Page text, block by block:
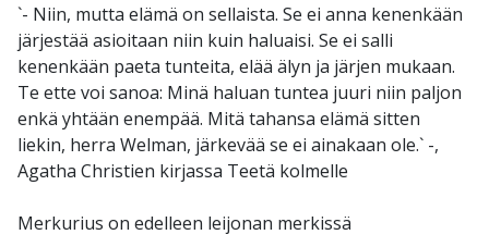
`- Niin, mutta elämä on sellaista. Se ei anna kenenkään
järjestää asioitaan niin kuin haluaisi. Se ei salli
kenenkään paeta tunteita, elää älyn ja järjen mukaan.
Te ette voi sanoa: Minä haluan tuntea juuri niin paljon
enkä yhtään enempää. Mitä tahansa elämä sitten
liekin, herra Welman, järkevää se ei ainakaan ole.` -,
Agatha Christien kirjassa Teetä kolmelle
Merkurius on edelleen leijonan merkissä